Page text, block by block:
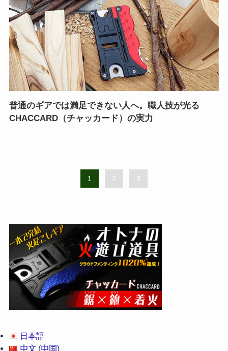
普通のギアでは満足できない人へ。職人技が光る
CHACCARD（チャッカード）の実力
1 2 3
日本語
中文 (中国)